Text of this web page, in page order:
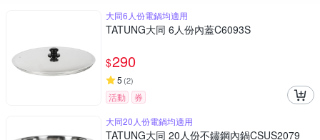
大同6人份電鍋均適用
TATUNG大同 6人份內蓋C6093S
$290
5 (2)
活動
券
大同20人份電鍋均適用
TATUNG大同 20人份不鏽鋼內鍋CSUS2079